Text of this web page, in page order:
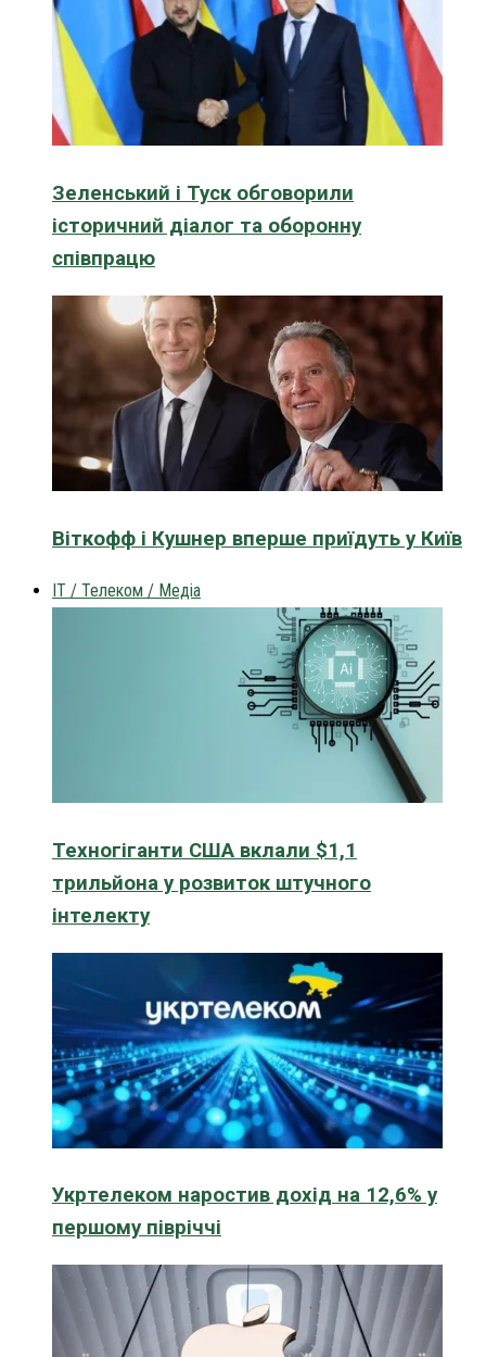
Зеленський і Туск обговорили
історичний діалог та оборонну
співпрацю
Віткофф і Кушнер вперше приїдуть у Київ
IT / Телеком / Медіа
Техногіганти США вклали $1,1
трильйона у розвиток штучного
інтелекту
Укртелеком наростив дохід на 12,6% у
першому півріччі